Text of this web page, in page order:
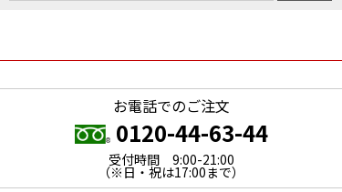
お電話でのご注文
0120-44-63-44
受付時間 9:00-21:00
（※日・祝は17:00まで）